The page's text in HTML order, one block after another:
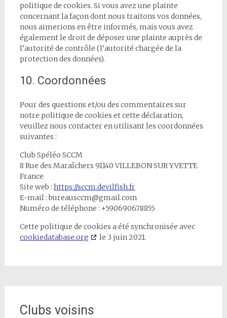
politique de cookies. Si vous avez une plainte
concernant la façon dont nous traitons vos données,
nous aimerions en être informés, mais vous avez
également le droit de déposer une plainte auprès de
l’autorité de contrôle (l’autorité chargée de la
protection des données).
10. Coordonnées
Pour des questions et/ou des commentaires sur
notre politique de cookies et cette déclaration,
veuillez nous contacter en utilisant les coordonnées
suivantes :
Club Spéléo SCCM
8 Rue des Maraîchers 91140 VILLEBON SUR YVETTE
France
Site web : https://sccm.devilfish.fr
E-mail :bureausccm@gmail.com
Numéro de téléphone : +590690678855
Cette politique de cookies a été synchronisée avec
cookiedatabase.org
le 3 juin 2021.
Clubs voisins